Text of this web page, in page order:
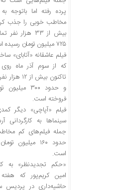
پرده رفته اما باتوجه
مخاطب خوبی را جذب
بیش از ۳۳
۷۲۵ میلیون تومان رسیده است.
فیلم عاشقانه «آتابای»
که از سوم آذر ماه روی
تاکنون بیش
و حدود ۳۰۰
فروخته است.
فیلم «آپاچی» دیگر
سینماها به کارگردانی
جمله فیلم‌های کم
حدود ۱۶۰
است.
«حکم تجدیدنظر» به
امین کریم‌پور که
حاشیه‌داری در پردیس